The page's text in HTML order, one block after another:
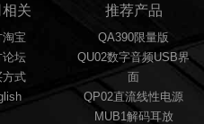
关
淘宝
论坛
方式
推荐产品
QA390限量版
QU02数字音频USB界
面
QP02直流线性电源
MUB1解码耳放